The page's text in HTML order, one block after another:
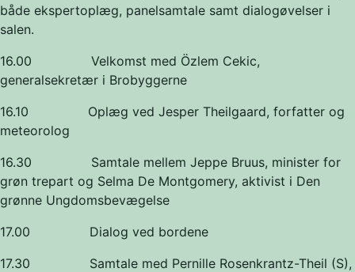
både ekspertoplæg, panelsamtale samt dialogøvelser i
salen.
16.00 Velkomst med Özlem Cekic,
generalsekretær i Brobyggerne
16.10 Oplæg ved Jesper Theilgaard, forfatter og
meteorolog
16.30 Samtale mellem Jeppe Bruus, minister for
grøn trepart og Selma De Montgomery, aktivist i Den
grønne Ungdomsbevægelse
17.00 Dialog ved bordene
17.30 Samtale med Pernille Rosenkrantz-Theil (S),